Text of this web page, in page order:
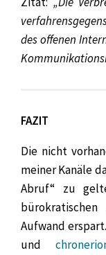
des offenen
FAZIT
Die nicht
meiner Kanäle
Abruf“ zu
Aufwand
und